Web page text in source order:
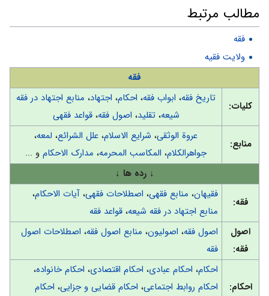
مطالب مرتبط
فقه
ولایت فقیه
فقه
کلیات:
تاریخ فقه، ابواب فقه، احکام، اجتهاد، منابع اجتهاد در فقه
شیعه،تقلید، اصول فقه،قواعد فقهی
منابع:
عروة الوثقى، شرایع الاسلام، علل الشرائع، لمعه،
جواهرالكلام، المكاسب المحرمه، مدارک الاحکام و ...
↓ رده ها ↓
فقه:
فقیهان، منابع فقهی، اصطلاحات فقهی، آیات الاحکام،
منابع اجتهاد در فقه شیعه، قواعد فقه
اصول
فقه:
اصول فقه، اصولیون، منابع اصول فقه، اصطلاحات اصول
فقه
احکام:
احکام، احکام عبادی، احکام اقتصادی، احکام خانواده،
احکام روابط اجتماعی، احکام قضایی و جزایی، احکام